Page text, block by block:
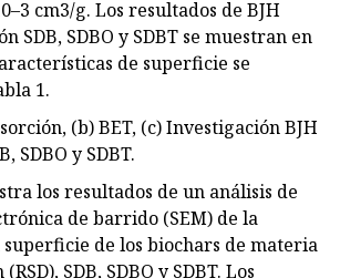
cm3/g. Los resultados de BJH
SDB, SDBO y SDBT se muestran en
de superficie se
1.
(b) BET, (c) Investigación BJH
SDBO y SDBT.
los resultados de un análisis de
de barrido (SEM) de la
de los biochars de materia
SDB, SDBO y SDBT. Los